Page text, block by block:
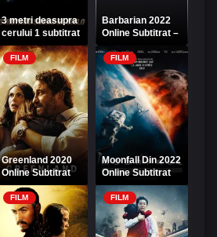
3 metri deasupra
cerului 1 subtitrat
in romana
Barbarian 2022
Online Subtitrat –
FILM
Greenland 2020
Online Subtitrat
FILM
Moonfall Din 2022
Online Subtitrat
FILM FILM